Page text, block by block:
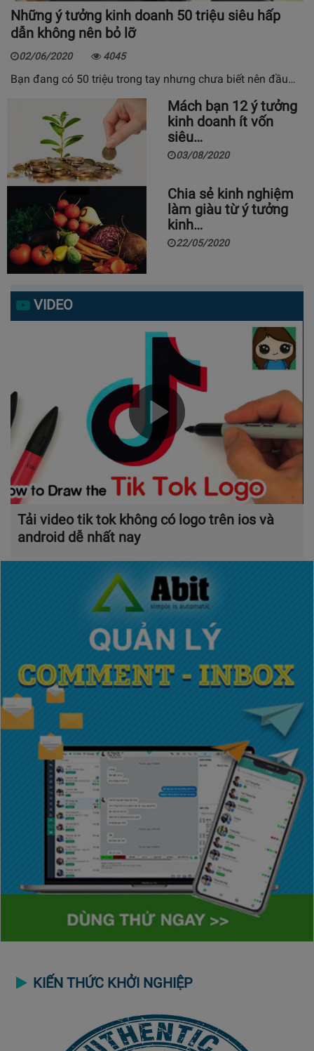
Những ý tưởng kinh doanh 50 triệu siêu hấp
dẫn không nên bỏ lỡ
02/06/2020 4045
Bạn đang có 50 triệu trong tay nhưng chưa biết nên đầu…
Mách bạn 12 ý tưởng
kinh doanh ít vốn
siêu…
03/08/2020
Chia sẻ kinh nghiệm
làm giàu từ ý tưởng
kinh…
22/05/2020
VIDEO
Tải video tik tok không có logo trên ios và
android dễ nhất nay
KIẾN THỨC KHỞI NGHIỆP